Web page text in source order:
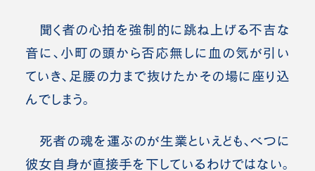
聞く者の心拍を強制的に跳ね上げる不吉な
音に、小町の頭から否応無しに血の気が引い
ていき、足腰の力まで抜けたかその場に座り込
んでしまう。
死者の魂を運ぶのが生業といえども、べつに
彼女自身が直接手を下しているわけではない。